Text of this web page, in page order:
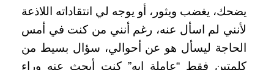
يضحك، يغضب ويثور، أو يوجه لي انتقاداته اللاذعة
لأنني لم اسأل عنه، رغم أنني من كنت في أمس
الحاجة ليسأل هو عن أحوالي، سؤال بسيط من
كلمتين فقط “عاملة إيه” كنت أبحث عنه وراء